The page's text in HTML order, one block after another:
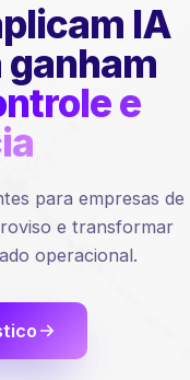
IA
e
para empresas de
e transformar
operacional.